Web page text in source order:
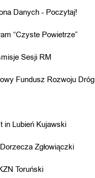
Danych - Poczytaj!
“Czyste Powietrze”
Sesji RM
Fundusz Rozwoju Dróg
in Lubień Kujawski
Zgłowiączki
Toruński